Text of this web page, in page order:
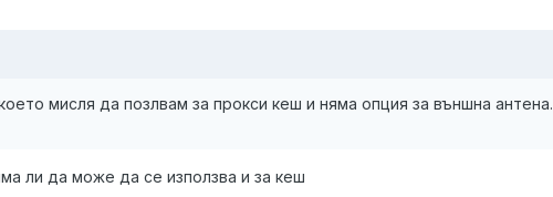
мисля да позлвам за прокси кеш и няма опция за външна антена.
ли да може да се използва и за кеш